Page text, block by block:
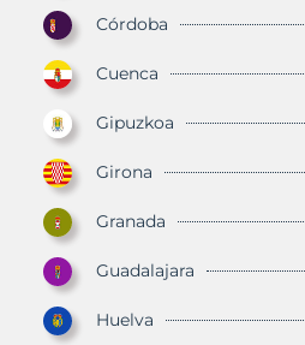
Córdoba
Cuenca
Gipuzkoa
Girona
Granada
Guadalajara
Huelva